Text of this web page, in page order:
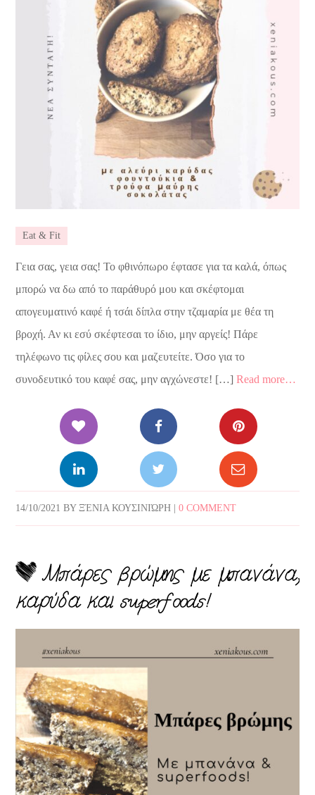
Eat & Fit
Γεια σας, γεια σας! Το φθινόπωρο έφτασε για τα καλά, όπως
μπορώ να δω από το παράθυρό μου και σκέφτομαι
απογευματινό καφέ ή τσάι δίπλα στην τζαμαρία με θέα τη
βροχή. Αν κι εσύ σκέφτεσαι το ίδιο, μην αργείς! Πάρε
τηλέφωνο τις φίλες σου και μαζευτείτε. Όσο για το
συνοδευτικό του καφέ σας, μην αγχώνεστε! […]Read more…
14/10/2021 BYΞΈΝΙΑ ΚΟΥΣΙΝΙΏΡΗ |0 COMMENT
Μπάρες βρώμης με μπανάνα,
καρύδα και superfoods!